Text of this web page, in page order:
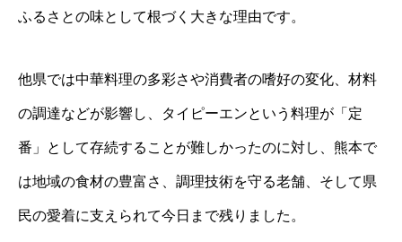
ふるさとの味として根づく大きな理由です。
他県では中華料理の多彩さや消費者の嗜好の変化、材料
の調達などが影響し、タイピーエンという料理が「定
番」として存続することが難しかったのに対し、熊本で
は地域の食材の豊富さ、調理技術を守る老舗、そして県
民の愛着に支えられて今日まで残りました。